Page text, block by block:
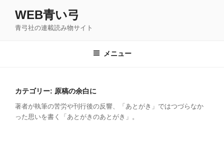
WEB青い弓
青弓社の連載読み物サイト
メニュー
カテゴリー: 原稿の余白に
著者が執筆の苦労や刊行後の反響、「あとがき」ではつづらなか
った思いを書く「あとがきのあとがき」。